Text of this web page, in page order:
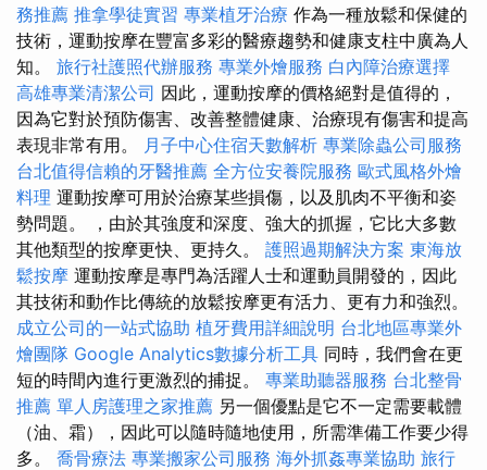
務推薦 推拿學徒實習 專業植牙治療 作為一種放鬆和保健的
技術，運動按摩在豐富多彩的醫療趨勢和健康支柱中廣為人
知。 旅行社護照代辦服務 專業外燴服務 白內障治療選擇
高雄專業清潔公司 因此，運動按摩的價格絕對是值得的，
因為它對於預防傷害、改善整體健康、治療現有傷害和提高
表現非常有用。 月子中心住宿天數解析 專業除蟲公司服務
台北值得信賴的牙醫推薦 全方位安養院服務 歐式風格外燴
料理 運動按摩可用於治療某些損傷，以及肌肉不平衡和姿
勢問題。 ，由於其強度和深度、強大的抓握，它比大多數
其他類型的按摩更快、更持久。 護照過期解決方案 東海放
鬆按摩 運動按摩是專門為活躍人士和運動員開發的，因此
其技術和動作比傳統的放鬆按摩更有活力、更有力和強烈。
成立公司的一站式協助 植牙費用詳細說明 台北地區專業外
燴團隊 Google Analytics數據分析工具 同時，我們會在更
短的時間內進行更激烈的捕捉。 專業助聽器服務 台北整骨
推薦 單人房護理之家推薦 另一個優點是它不一定需要載體
（油、霜），因此可以隨時隨地使用，所需準備工作要少得
多。 喬骨療法 專業搬家公司服務 海外抓姦專業協助 旅行